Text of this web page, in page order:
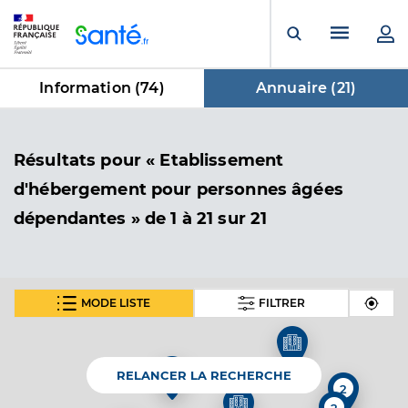
Ouvrir laMenu
Information (74) Annuaire (21)
Résultats dans Annuaire
pour « Etablissement
d'hébergement pour personnes âgées
dépendantes »de 1 à 21 sur 21
MODE LISTE FILTRER
Ehpad francis panicot - toulouges
Etablissement d'hébergement pour personnes
âgées dépendantes
Etablissement de soins
2
RELANCER LA RECHERCHE